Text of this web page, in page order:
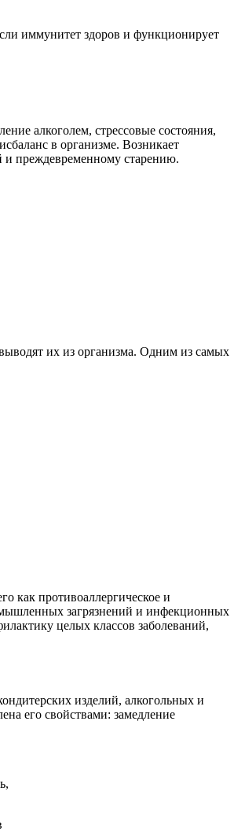
иммунитет здоров и функционирует
алкоголем, стрессовые состояния,
в организме. Возникает
и преждевременному старению.
их из организма. Одним из самых
как противоаллергическое и
загрязнений и инфекционных
целых классов заболеваний,
изделий, алкогольных и
его свойствами: замедление